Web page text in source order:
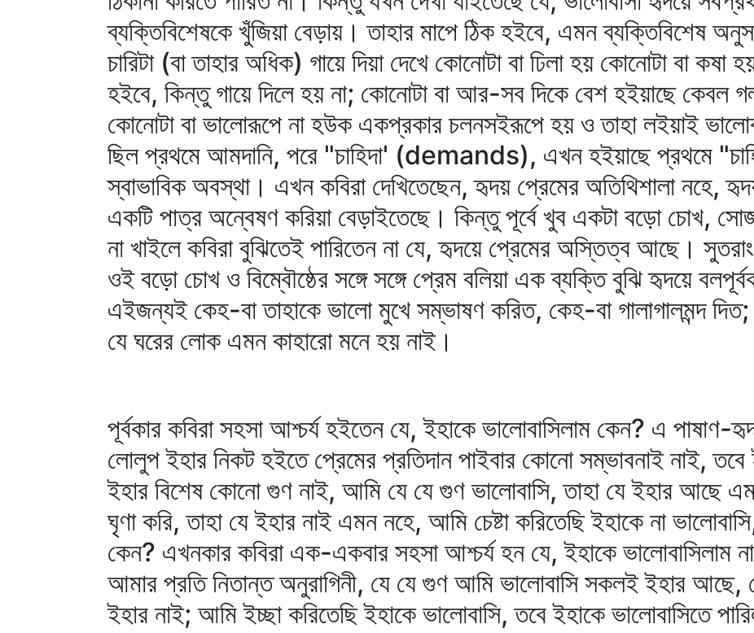
ব্যক্তিবিশেষকে খুঁজিয়া বেড়ায়। তাহার মাপে ঠিক হইবে, এমন ব্যক্তিবিশেষ
চারিটা (বা তাহার অধিক) গায়ে দিয়া দেখে কোনোটা বা ঢিলা হয় কোনোটা বা কষা
হইবে, কিন্তু গায়ে দিলে হয় না; কোনোটা বা আর-সব দিকে বেশ হইয়াছে কেবল
কোনোটা বা ভালোরূপে না হউক একপ্রকার চলনসইরূপে হয় ও তাহা লইয়াই
ছিল প্রথমে আমদানি, পরে "চাহিদা' (demands), এখন হইয়াছে প্রথমে
স্বাভাবিক অবস্থা। এখন কবিরা দেখিতেছেন, হৃদয় প্রেমের অতিথিশালা নহে,
একটি পাত্র অন্বেষণ করিয়া বেড়াইতেছে। কিন্তু পূর্বে খুব একটা বড়ো চোখ, সোজা
না খাইলে কবিরা বুঝিতেই পারিতেন না যে, হৃদয়ে প্রেমের অস্তিত্ব আছে।
ওই বড়ো চোখ ও বিম্বৌষ্ঠের সঙ্গে সঙ্গে প্রেম বলিয়া এক ব্যক্তি বুঝি হৃদয়ে
এইজন্যই কেহ-বা তাহাকে ভালো মুখে সম্ভাষণ করিত, কেহ-বা গালাগালমন্দ
যে ঘরের লোক এমন কাহারো মনে হয় নাই।
পূর্বকার কবিরা সহসা আশ্চর্য হইতেন যে, ইহাকে ভালোবাসিলাম কেন? এ
লোলুপ ইহার নিকট হইতে প্রেমের প্রতিদান পাইবার কোনো সম্ভাবনাই নাই, তবে
ইহার বিশেষ কোনো গুণ নাই, আমি যে যে গুণ ভালোবাসি, তাহা যে ইহার আছে
ঘৃণা করি, তাহা যে ইহার নাই এমন নহে, আমি চেষ্টা করিতেছি ইহাকে না
কেন? এখনকার কবিরা এক-একবার সহসা আশ্চর্য হন যে, ইহাকে
আমার প্রতি নিতান্ত অনুরাগিনী, যে যে গুণ আমি ভালোবাসি সকলই ইহার আছে,
ইহার নাই; আমি ইচ্ছা করিতেছি ইহাকে ভালোবাসি, তবে ইহাকে ভালোবাসিতে